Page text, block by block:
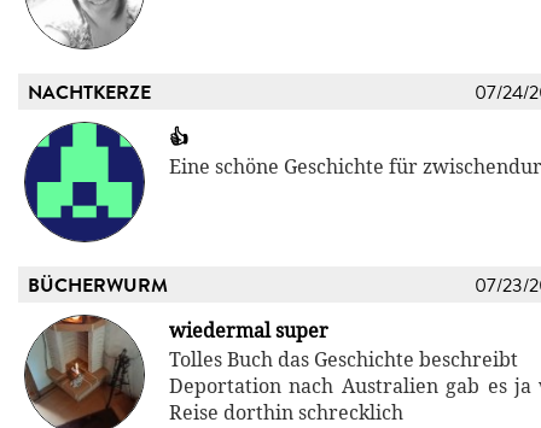
NACHTKERZE 07/24/
👍
Eine schöne Geschichte für
BÜCHERWURM 07/23/
wiedermal super
Tolles Buch das Geschichte beschreibt
Deportation nach Australien gab es
Reise dorthin schrecklich